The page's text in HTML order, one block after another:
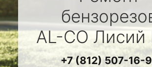
AL-COЛисий
+7 (812) 507-16-